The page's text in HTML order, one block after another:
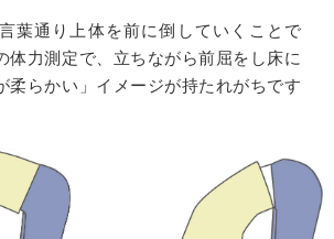
葉通り上体を前に倒していくことで
体力測定で、立ちながら前屈をし床に
柔らかい」イメージが持たれがちです